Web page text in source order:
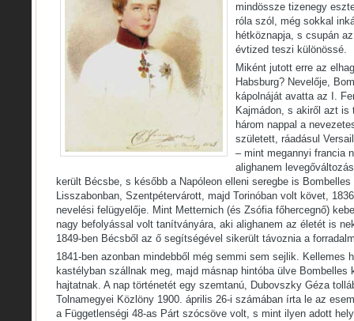
mindössze tizenegy
róla szól, még sokkal
hétköznapja, s csupán
évtized teszi különössé.
Miként jutott erre az
Habsburg? Nevelője,
kápolnáját avatta az I.
Kajmádon, s akiről azt
három nappal a
született, ráadásul
– mint megannyi francia
alighanem
került Bécsbe, s később a Napóleon elleni seregbe is Bombelles
Lisszabonban, Szentpétervárott, majd Torinóban volt követ,
nevelési felügyelője. Mint Metternich (és Zsófia főhercegnő)
nagy befolyással volt tanítványára, aki alighanem az életét is
1849-ben Bécsből az ő segítségével sikerült távoznia a
1841-ben azonban mindebből még semmi sem sejlik. Kellemes
kastélyban szállnak meg, majd másnap hintóba ülve Bombelles
hajtatnak. A nap történetét egy szemtanú, Dubovszky Géza
Tolnamegyei Közlöny 1900. április 26-i számában írta le az
a Függetlenségi 48-as Párt szócsöve volt, s mint ilyen adott